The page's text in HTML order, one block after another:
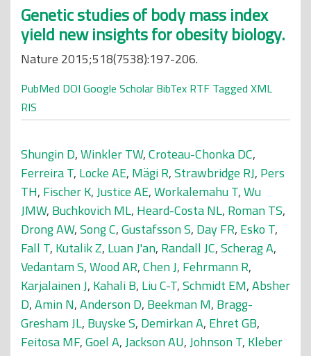
Genetic studies of body mass index
yield new insights for obesity biology.
Nature 2015;518(7538):197-206.
PubMed DOI Google Scholar BibTex RTF Tagged XML
RIS
Shungin D,Winkler TW,Croteau-Chonka DC,
Ferreira T, Locke AE, Mägi R,Strawbridge RJ, Pers
TH, Fischer K,Justice AE,Workalemahu T,Wu
JMW, Buchkovich ML, Heard-Costa NL, Roman TS,
Drong AW,Song C,Gustafsson S, Day FR, Esko T,
Fall T, Kutalik Z, Luan J'an, Randall JC,Scherag A,
Vedantam S,Wood AR,Chen J, Fehrmann R,
Karjalainen J, Kahali B, Liu C-T,Schmidt EM,Absher
D,Amin N,Anderson D, Beekman M, Bragg-
Gresham JL, Buyske S, Demirkan A, Ehret GB,
Feitosa MF,Goel A,Jackson AU,Johnson T, Kleber